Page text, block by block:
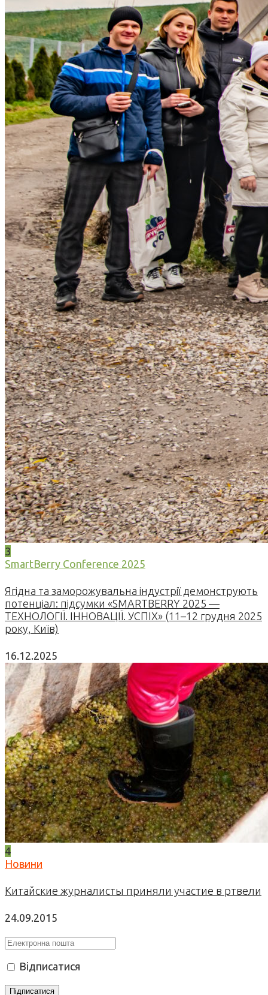
3
SmartBerry Conference 2025
Ягідна та заморожувальна індустрії демонструють
потенціал: підсумки «SMARTBERRY 2025 —
ТЕХНОЛОГІЇ. ІННОВАЦІЇ. УСПІХ» (11–12 грудня 2025
року, Київ)
16.12.2025
4
Новини
Китайские журналисты приняли участие в ртвели
24.09.2015
Відписатися